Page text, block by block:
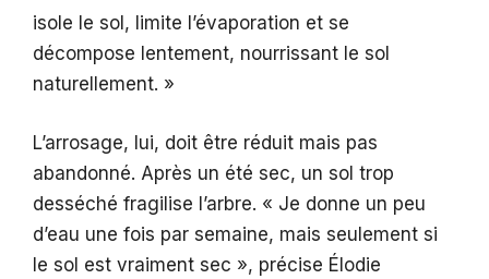
isole le sol, limite l’évaporation et se
décompose lentement, nourrissant le sol
naturellement. »
L’arrosage, lui, doit être réduit mais pas
abandonné. Après un été sec, un sol trop
desséché fragilise l’arbre. « Je donne un peu
d’eau une fois par semaine, mais seulement si
le sol est vraiment sec », précise Élodie